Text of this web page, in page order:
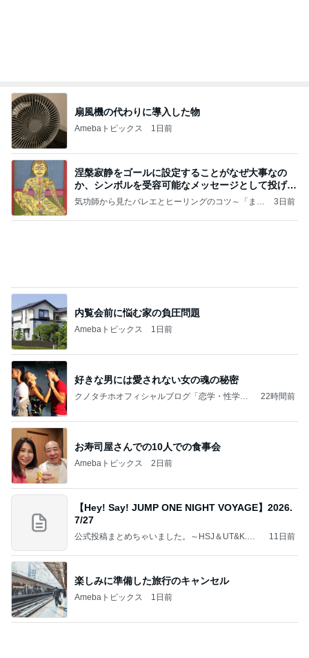
扇風機の代わりに導入した物
Amebaトピックス 1日前
涅槃寂静をゴールに設定することがなぜ大事なの
か、シンボルを受容可能なメッセージとして投げる
ことが
気功師から見たバレエとヒーリングのコツ～「まと
3日前
内覧会前に悩む家の負圧問題
Amebaトピックス 1日前
好きな男には愛されない女の魂の秘密
クノタチホオフィシャルブログ「恋学・性学研
22時間前
お寿司屋さんでの10人での食事会
Amebaトピックス 2日前
【Hey! Say! JUMP ONE NIGHT VOYAGE】2026.
7/27
公式投稿まとめちゃいました。～HSJ＆UT&K.O.
11日前
楽しみに準備した旅行のキャンセル
Amebaトピックス 1日前